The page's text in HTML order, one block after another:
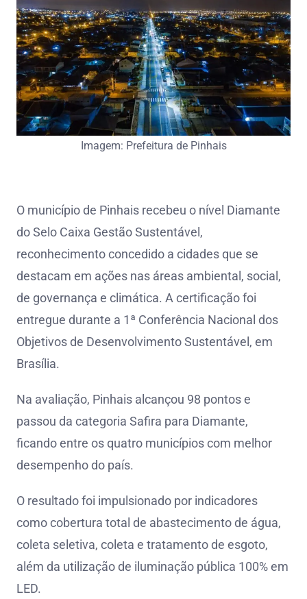
Imagem: Prefeitura de Pinhais
O município de Pinhais recebeu o nível Diamante
do Selo Caixa Gestão Sustentável,
reconhecimento concedido a cidades que se
destacam em ações nas áreas ambiental, social,
de governança e climática. A certificação foi
entregue durante a 1ª Conferência Nacional dos
Objetivos de Desenvolvimento Sustentável, em
Brasília.
Na avaliação, Pinhais alcançou 98 pontos e
passou da categoria Safira para Diamante,
ficando entre os quatro municípios com melhor
desempenho do país.
O resultado foi impulsionado por indicadores
como cobertura total de abastecimento de água,
coleta seletiva, coleta e tratamento de esgoto,
além da utilização de iluminação pública 100% em
LED.